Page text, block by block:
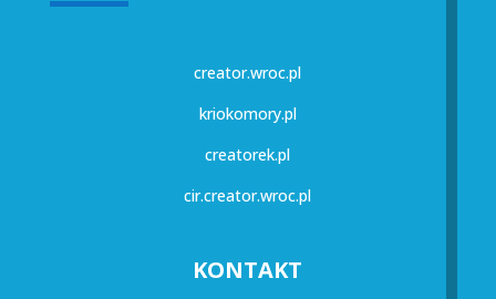
creator.wroc.pl
kriokomory.pl
creatorek.pl
cir.creator.wroc.pl
KONTAKT